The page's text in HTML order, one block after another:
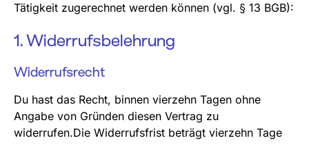
Tätigkeit zugerechnet werden können (vgl. § 13 BGB):
1. Widerrufsbelehrung
Widerrufsrecht
Du hast das Recht, binnen vierzehn Tagen ohne
Angabe von Gründen diesen Vertrag zu
widerrufen.Die Widerrufsfrist beträgt vierzehn Tage